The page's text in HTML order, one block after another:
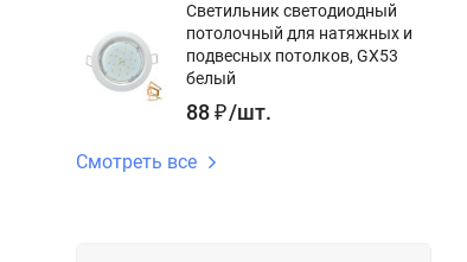
Светильник светодиодный
потолочный для натяжных и
подвесных потолков, GX53
белый
88₽/шт.
Смотреть все